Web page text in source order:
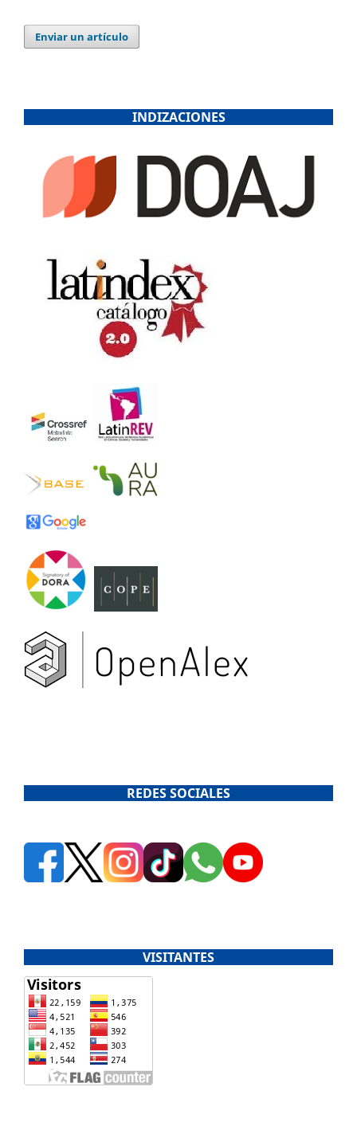
Enviar un artículo
INDIZACIONES
REDES SOCIALES
VISITANTES